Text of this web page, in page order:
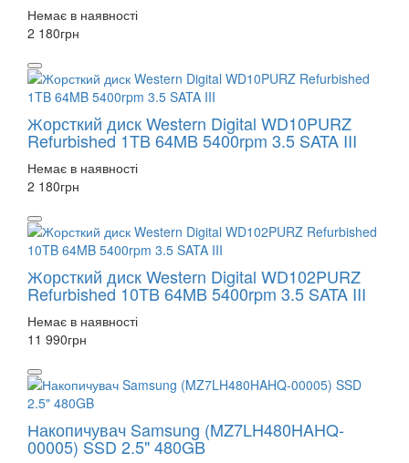
Немає в наявності
2 180грн
Жорсткий диск Western Digital WD10PURZ
Refurbished 1TB 64MB 5400rpm 3.5 SATA III
Немає в наявності
2 180грн
Жорсткий диск Western Digital WD102PURZ
Refurbished 10TB 64MB 5400rpm 3.5 SATA III
Немає в наявності
11 990грн
Накопичувач Samsung (MZ7LH480HAHQ-
00005) SSD 2.5" 480GB